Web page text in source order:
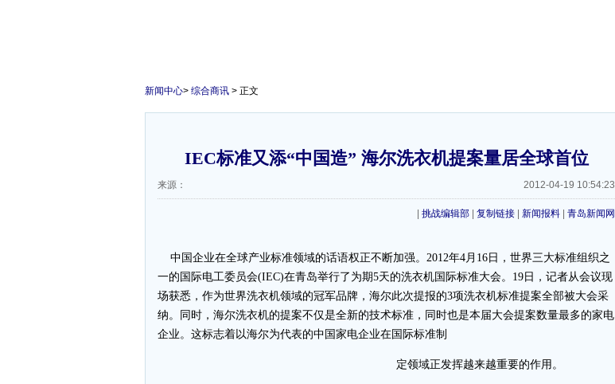
新闻中心> 综合商讯 > 正文
IEC标准又添“中国造” 海尔洗衣机提案量居全球首位
来源： 2012-04-19 10:54:23
挑战编辑部 复制链接 新闻报料 青岛新闻网
中国企业在全球产业标准领域的话语权正不断加强。2012年4月16日，世界三大标准组织之
一的国际电工委员会(IEC)在青岛举行了为期5天的洗衣机国际标准大会。19日，记者从会议现
场获悉，作为世界洗衣机领域的冠军品牌，海尔此次提报的3项洗衣机标准提案全部被大会采
纳。同时，海尔洗衣机的提案不仅是全新的技术标准，同时也是本届大会提案数量最多的家电
企业。这标志着以海尔为代表的中国家电企业在国际标准制
定领域正发挥越来越重要的作用。